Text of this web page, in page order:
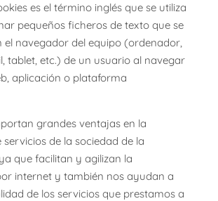
es el término inglés que se utiliza
pequeños ficheros de texto que se
el navegador del equipo (ordenador,
tablet, etc.) de un usuario al navegar
aplicación o plataforma
grandes ventajas en la
de la sociedad de la
que facilitan y agilizan la
internet y también nos ayudan a
de los servicios que prestamos a